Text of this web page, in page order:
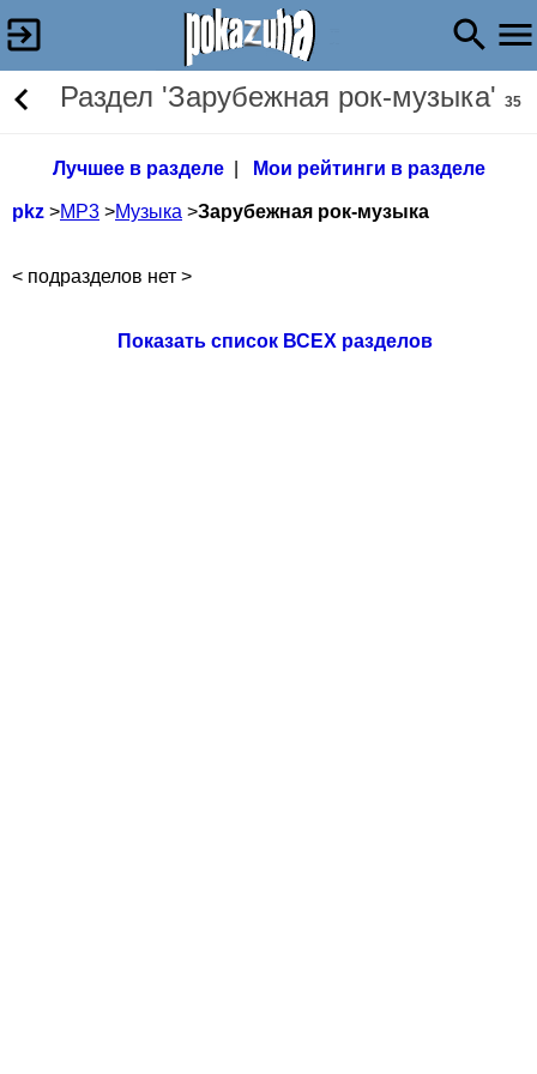
Раздел 'Зарубежная рок-музыка' 35
Лучшее в разделе| Мои рейтинги в разделе
pkz >МР3 >Музыка >Зарубежная рок-музыка
< подразделов нет >
Показать список ВСЕХ разделов